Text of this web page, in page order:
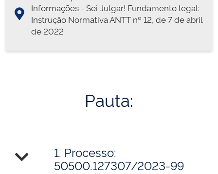
Informações - Sei Julgar! Fundamento legal:
Instrução Normativa ANTT nº 12, de 7 de abril
de 2022
Pauta:
1. Processo:
50500.127307/2023-99